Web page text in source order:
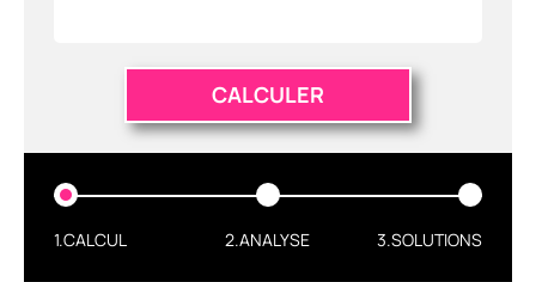
CALCULER
1.CALCUL 2.ANALYSE 3.SOLUTIONS